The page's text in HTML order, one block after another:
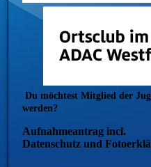
Du möchtest Mitglied der
werden?
Aufnahmeantrag incl.
Datenschutz und